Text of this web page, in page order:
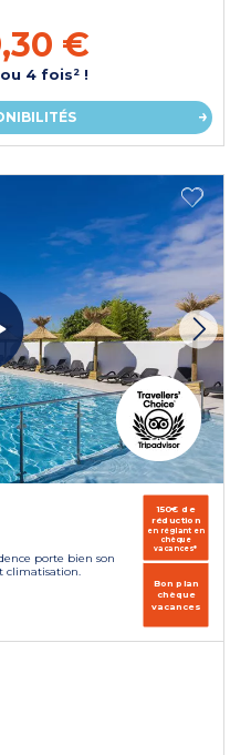
€
4 fois² !
porte bien son
climatisation.
150€ de
réduction
en réglant en
chèque
vacances*
Bon plan
chèque
vacances